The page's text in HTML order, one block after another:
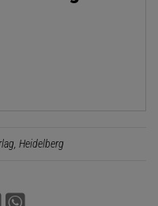
Heidelberg